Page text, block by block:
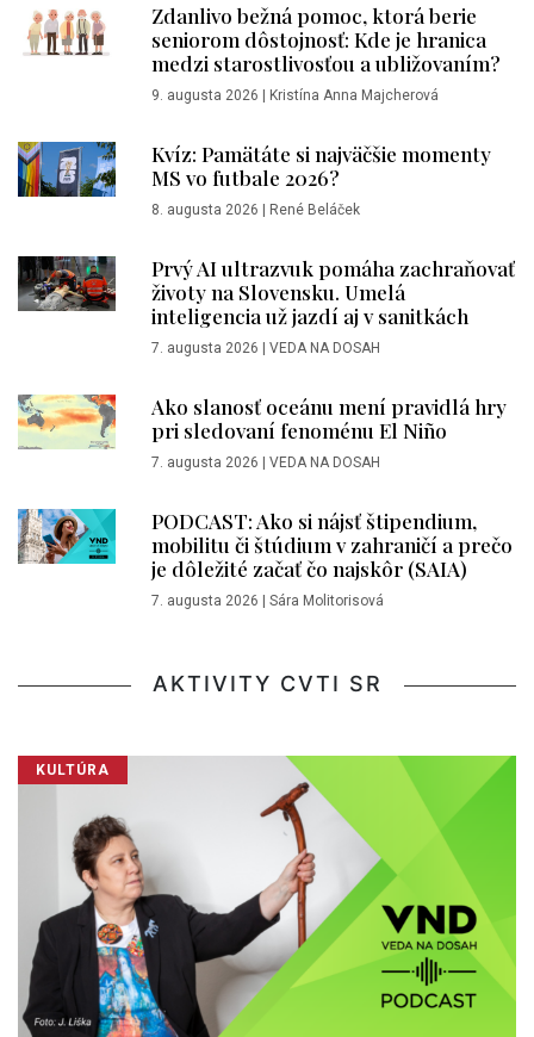
Zdanlivo bežná pomoc, ktorá berie
seniorom dôstojnosť: Kde je hranica
medzi starostlivosťou a ubližovaním?
9. augusta 2026 Kristína Anna Majcherová
Kvíz: Pamätáte si najväčšie momenty
MS vo futbale 2026?
8. augusta 2026 René Beláček
Prvý AI ultrazvuk pomáha zachraňovať
životy na Slovensku. Umelá
inteligencia už jazdí aj v sanitkách
7. augusta 2026 VEDA NA DOSAH
Ako slanosť oceánu mení pravidlá hry
pri sledovaní fenoménu El Niño
7. augusta 2026 VEDA NA DOSAH
PODCAST: Ako si nájsť štipendium,
mobilitu či štúdium v zahraničí a prečo
je dôležité začať čo najskôr (SAIA)
7. augusta 2026 Sára Molitorisová
AKTIVITY CVTI SR
KULTÚRA